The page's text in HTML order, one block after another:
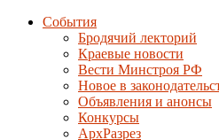
События
Бродячий лекторий
Краевые новости
Вести Минстроя РФ
Новое в
Объявления и анонсы
Конкурсы
АрхРазрез